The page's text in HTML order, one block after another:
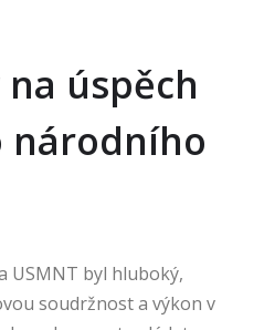
úspěch
národního
USMNT byl hluboký,
soudržnost a výkon v